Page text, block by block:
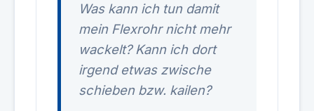
Was kann ich tun damit
mein Flexrohr nicht mehr
wackelt? Kann ich dort
irgend etwas zwische
schieben bzw. kailen?